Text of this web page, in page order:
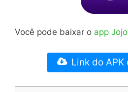
Você pode baixar o app
Link do APK